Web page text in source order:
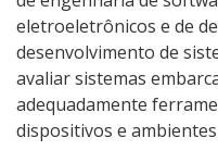
Como posso estudar no
Calendário de inscrições
eletroeletrônicos e de
desenvolvimento de
avaliar sistemas
adequadamente
dispositivos e